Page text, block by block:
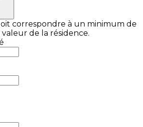
correspondre à un minimum de
valeur de la résidence.